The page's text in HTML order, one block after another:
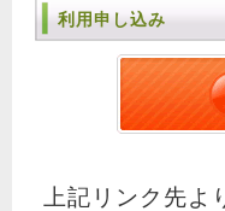
利用申し込み
上記リンク先